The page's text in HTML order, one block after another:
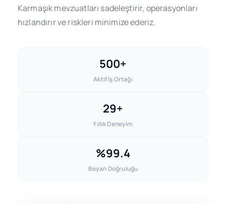
Karmaşık mevzuatları sadeleştirir, operasyonları
hızlandırır ve riskleri minimize ederiz.
500+
Aktif İş Ortağı
29+
Yıllık Deneyim
%99.4
Beyan Doğruluğu